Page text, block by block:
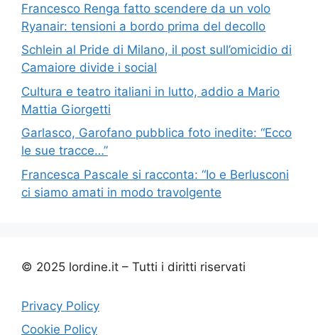
Francesco Renga fatto scendere da un volo
Ryanair: tensioni a bordo prima del decollo
Schlein al Pride di Milano, il post sull’omicidio di
Camaiore divide i social
Cultura e teatro italiani in lutto, addio a Mario
Mattia Giorgetti
Garlasco, Garofano pubblica foto inedite: “Ecco
le sue tracce…”
Francesca Pascale si racconta: “Io e Berlusconi
ci siamo amati in modo travolgente
© 2025 lordine.it – Tutti i diritti riservati
Privacy Policy
Cookie Policy